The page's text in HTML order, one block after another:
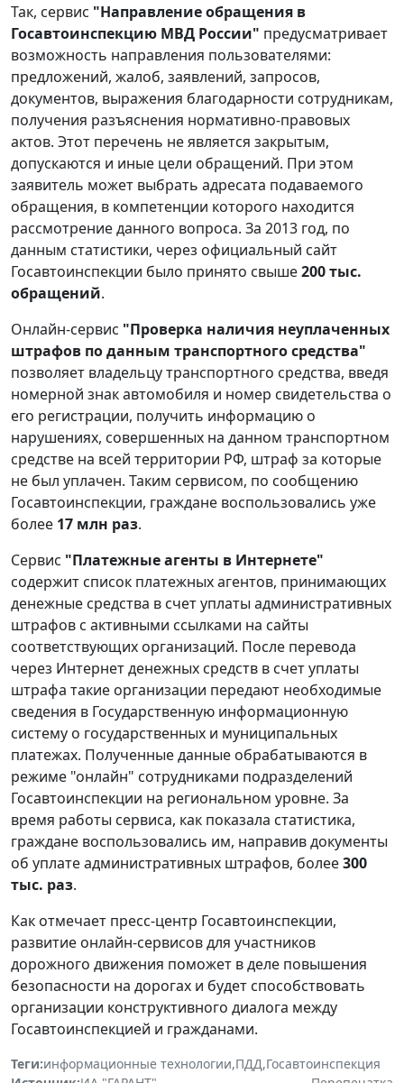
Так, сервис "Направление обращения в
Госавтоинспекцию МВД России" предусматривает
возможность направления пользователями:
предложений, жалоб, заявлений, запросов,
документов, выражения благодарности сотрудникам,
получения разъяснения нормативно-правовых
актов. Этот перечень не является закрытым,
допускаются и иные цели обращений. При этом
заявитель может выбрать адресата подаваемого
обращения, в компетенции которого находится
рассмотрение данного вопроса. За 2013 год, по
данным статистики, через официальный сайт
Госавтоинспекции было принято свыше200 тыс.
обращений.
Онлайн-сервис "Проверка наличия неуплаченных
штрафов по данным транспортного средства"
позволяет владельцу транспортного средства, введя
номерной знак автомобиля и номер свидетельства о
его регистрации, получить информацию о
нарушениях, совершенных на данном транспортном
средстве на всей территории РФ, штраф за которые
не был уплачен. Таким сервисом, по сообщению
Госавтоинспекции, граждане воспользовались уже
более 17 млн раз.
Сервис "Платежные агенты в Интернете"
содержит список платежных агентов, принимающих
денежные средства в счет уплаты административных
штрафов с активными ссылками на сайты
соответствующих организаций. После перевода
через Интернет денежных средств в счет уплаты
штрафа такие организации передают необходимые
сведения в Государственную информационную
систему о государственных и муниципальных
платежах. Полученные данные обрабатываются в
режиме "онлайн" сотрудниками подразделений
Госавтоинспекции на региональном уровне. За
время работы сервиса, как показала статистика,
граждане воспользовались им, направив документы
об уплате административных штрафов, более300
тыс. раз.
Как отмечает пресс-центр Госавтоинспекции,
развитие онлайн-сервисов для участников
дорожного движения поможет в деле повышения
безопасности на дорогах и будет способствовать
организации конструктивного диалога между
Госавтоинспекцией и гражданами.
Теги:информационные технологии,ПДД,Госавтоинспекция